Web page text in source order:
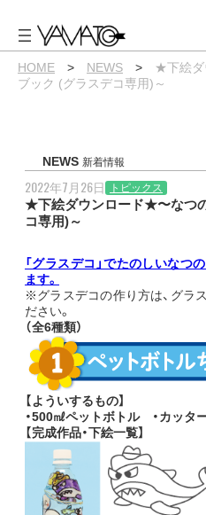
容
を
ス
キ
ッ
HOME > NEWS >
★下絵ダ
ブック (グラスデコ専用)～
NEWS 新着情報
2022年7月26日 トピックス
★下絵ダウンロード★〜なつ
コ専用)～
「グラスデコ」でたのしいなつ
ます。
※グラスデコの作り方は、グラ
ださい。
（全6種類）
【よういするもの】
・500㎖ペットボトル ・カッタ
【完成作品・下絵一覧】